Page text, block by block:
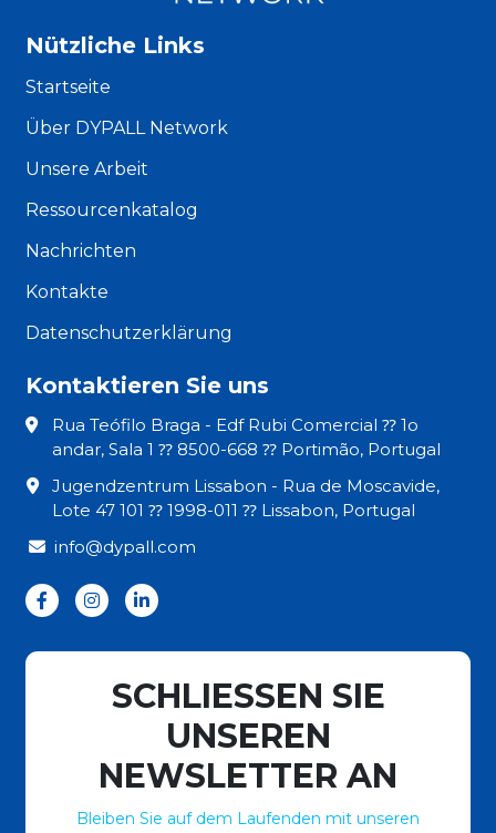
Nützliche Links
Startseite
Über DYPALL Network
Unsere Arbeit
Ressourcenkatalog
Nachrichten
Kontakte
Datenschutzerklärung
Kontaktieren Sie uns
Rua Teófilo Braga - Edf Rubi Comercial ⁇ 1o
andar, Sala 1 ⁇ 8500-668 ⁇ Portimão, Portugal
Jugendzentrum Lissabon - Rua de Moscavide,
Lote 47 101 ⁇ 1998-011 ⁇ Lissabon, Portugal
info@dypall.com
SCHLIESSEN SIE
UNSEREN
NEWSLETTER AN
Bleiben Sie auf dem Laufenden mit unseren